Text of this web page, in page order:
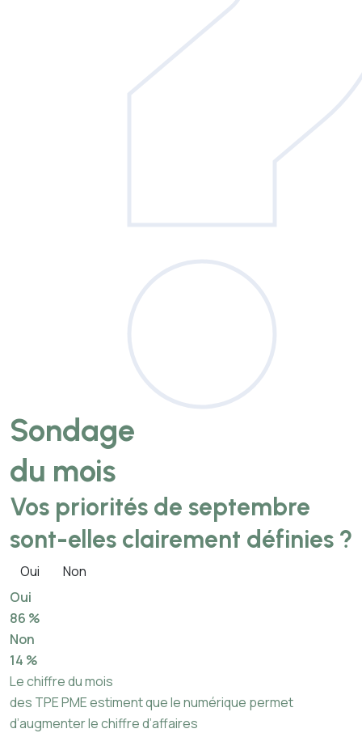
Sondage
du mois
Vos priorités de septembre
sont-elles clairement définies ?
Oui
Non
Oui
86 %
Non
14 %
Le chiffre du mois
des TPE PME estiment que le numérique permet
d’augmenter le chiffre d’affaires